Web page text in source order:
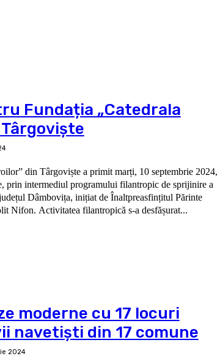
Fundația „Catedrala
din Târgoviște a primit marți, 10 septembrie 2024,
prin intermediul programului filantropic de sprijinire a
Dâmbovița, inițiat de Înaltpreasfințitul Părinte
Arhiepiscop și Mitropolit Nifon. Activitatea filantropică s-a desfășurat...
moderne cu 17 locuri
navetiști din 17 comune
2024